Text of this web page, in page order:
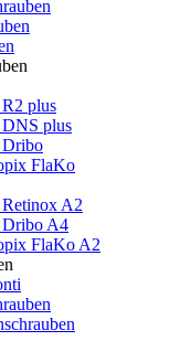
plus
plus
FlaKo
A2
A4
FlaKo A2